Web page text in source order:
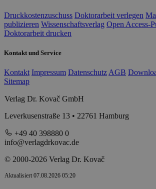
Druckkostenzuschuss Doktorarbeit verlegen
publizieren Wissenschaftsverlag Open Access-
Doktorarbeit drucken
Kontakt und Service
Kontakt Impressum Datenschutz AGB
Sitemap
Verlag Dr. Kovač GmbH
Leverkusenstraße 13 • 22761 Hamburg
+49 40 398880 0
info@verlagdrkovac.de
© 2000-2026 Verlag Dr. Kovač
Aktualisiert 07.08.2026 05:20